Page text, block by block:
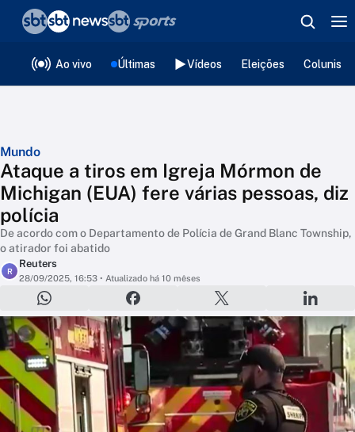
Ao vivo Últimas Vídeos Eleições
Mundo
Ataque a tiros em Igreja Mórmon de
Michigan (EUA) fere várias pessoas, diz
polícia
De acordo com o Departamento de Polícia de Grand Blanc Township,
o atirador foi abatido
R
Reuters
28/09/2025, 16:53 • Atualizado há 10 mêses
❮voltar
Editorias